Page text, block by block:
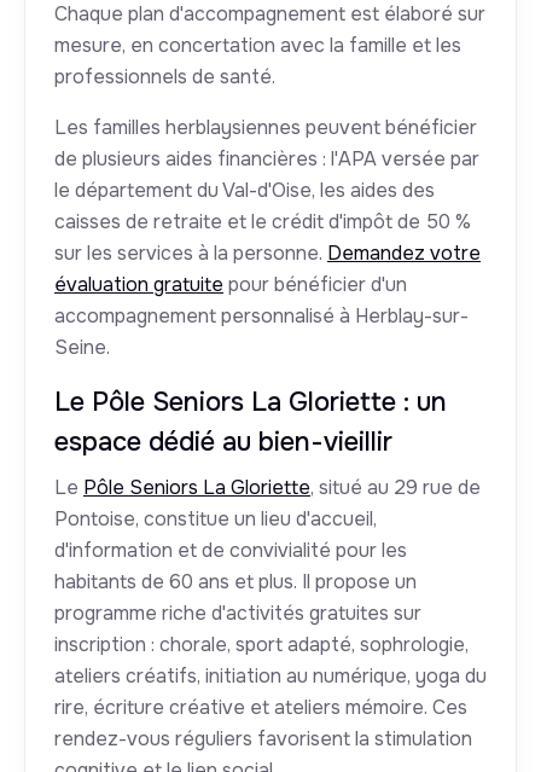
Chaque plan d'accompagnement est élaboré sur
mesure, en concertation avec la famille et les
professionnels de santé.
Les familles herblaysiennes peuvent bénéficier
de plusieurs aides financières : l'APA versée par
le département du Val-d'Oise, les aides des
caisses de retraite et le crédit d'impôt de 50 %
sur les services à la personne. Demandez votre
évaluation gratuite pour bénéficier d'un
accompagnement personnalisé à Herblay-sur-
Seine.
Le Pôle Seniors La Gloriette : un
espace dédié au bien-vieillir
Le Pôle Seniors La Gloriette, situé au 29 rue de
Pontoise, constitue un lieu d'accueil,
d'information et de convivialité pour les
habitants de 60 ans et plus. Il propose un
programme riche d'activités gratuites sur
inscription : chorale, sport adapté, sophrologie,
ateliers créatifs, initiation au numérique, yoga du
rire, écriture créative et ateliers mémoire. Ces
rendez-vous réguliers favorisent la stimulation